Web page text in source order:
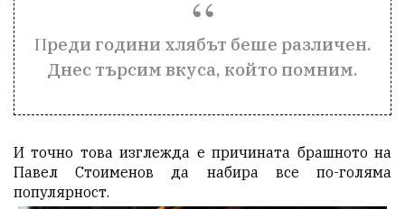
Преди години хлябът беше различен.
Днес търсим вкуса, който помним.
И точно това изглежда е причината брашното на
Павел Стоименов да набира все по-голяма